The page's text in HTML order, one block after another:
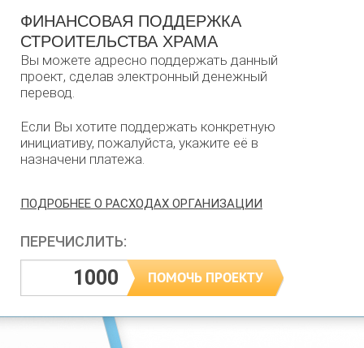
ФИНАНСОВАЯ ПОДДЕРЖКА
СТРОИТЕЛЬСТВА ХРАМА
Вы можете адресно поддержать данный
проект, сделав электронный денежный
перевод.
Если Вы хотите поддержать конкретную
инициативу, пожалуйста, укажите её в
назначени платежа.
ПОДРОБНЕЕ О РАСХОДАХ ОРГАНИЗАЦИИ
ПЕРЕЧИСЛИТЬ: